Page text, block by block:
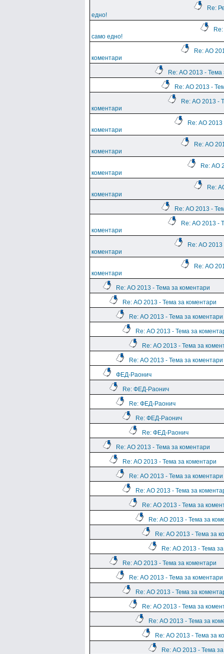
Re:
едно!
само едно!
Re: АО
коментари
Re: АО 2013 - Тема
Re: АО 2013 -
Re: АО 2013 -
коментари
Re: АО 2013
коментари
Re: АО
коментари
Re: АО
коментари
Re:
коментари
Re: АО 2013 -
Re: АО 2013 -
коментари
Re: АО 2013
коментари
Re: АО
коментари
Re: АО 2013 - Тема за коментари
Re: АО 2013 - Тема за коментари
Re: АО 2013 - Тема за коментари
Re: АО 2013 - Тема за
Re: АО 2013 - Тема за
Re: АО 2013 - Тема за коментари
ФЕД-Раонич
Re: ФЕД-Раонич
Re: ФЕД-Раонич
Re: ФЕД-Раонич
Re: ФЕД-Раонич
Re: АО 2013 - Тема за коментари
Re: АО 2013 - Тема за коментари
Re: АО 2013 - Тема за коментари
Re: АО 2013 - Тема за
Re: АО 2013 - Тема за
Re: АО 2013 - Тема за
Re: АО 2013 - Тема за
Re: АО 2013 - Тема
Re: АО 2013 - Тема за коментари
Re: АО 2013 - Тема за коментари
Re: АО 2013 - Тема за
Re: АО 2013 - Тема за
Re: АО 2013 - Тема за
Re: АО 2013 - Тема за
Re: АО 2013 - Тема